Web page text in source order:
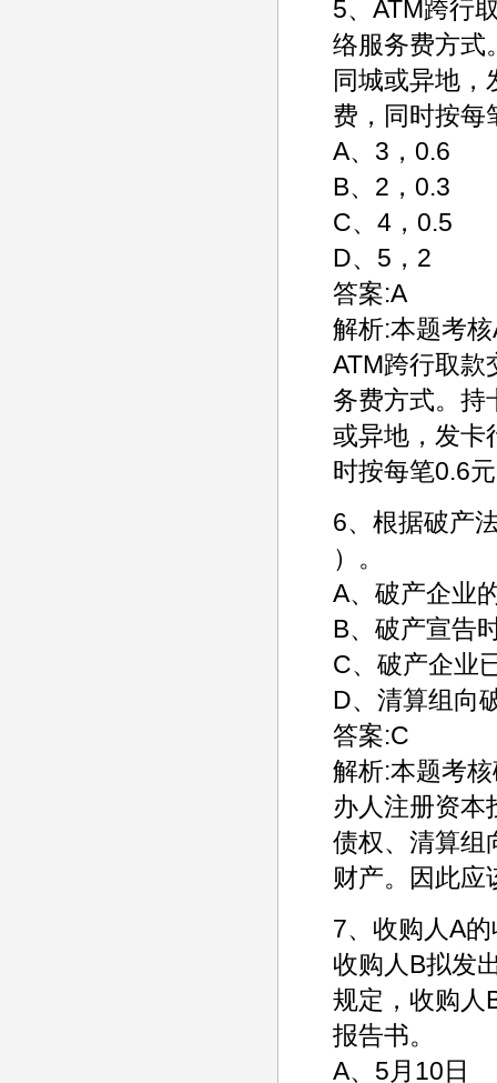
5、ATM跨行
络服务费方式
同城或异地，
费，同时按每
A、3，0.6
B、2，0.3
C、4，0.5
D、5，2
答案:A
解析:本题考
ATM跨行取款
务费方式。持
或异地，发卡
时按每笔0.6
6、根据破产
）。
A、破产企业
B、破产宣告
C、破产企业
D、清算组向
答案:C
解析:本题考
办人注册资本
债权、清算组
财产。因此应
7、收购人A
收购人B拟发
规定，收购人
报告书。
A、5月10日